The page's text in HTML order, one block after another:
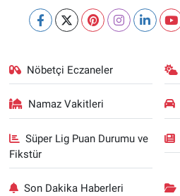
Nöbetçi Eczaneler
Namaz Vakitleri
Süper Lig Puan Durumu ve
Fikstür
Son Dakika Haberleri